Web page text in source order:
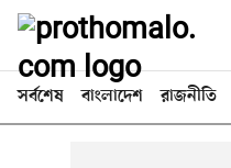
সর্বশেষ বাংলাদেশ রাজনীতি